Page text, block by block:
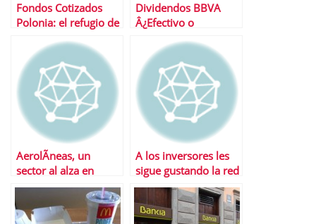
Fondos Cotizados
Polonia: el refugio de
Dividendos BBVA
Â¿Efectivo o
AerolÃ­neas, un
sector al alza en
bolsa
A los inversores les
sigue gustando la red